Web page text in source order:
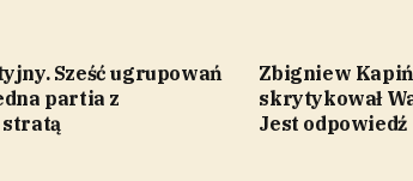
Sześć ugrupowań
partia z
Zbigniew
skrytykował
Jest odpowiedź